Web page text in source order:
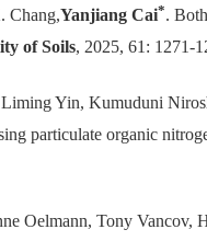
Chang,Yanjiang Cai*.
of Soils, 2025, 61: 1271-
Yin, Kumuduni
particulate organic
Oelmann, Tony